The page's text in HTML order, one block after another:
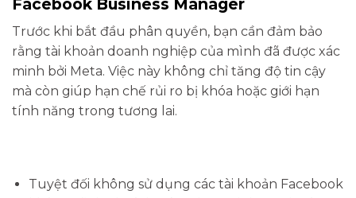
Facebook Business Manager
Trước khi bắt đầu phân quyền, bạn cần đảm bảo
rằng tài khoản doanh nghiệp của mình đã được xác
minh bởi Meta. Việc này không chỉ tăng độ tin cậy
mà còn giúp hạn chế rủi ro bị khóa hoặc giới hạn
tính năng trong tương lai.
Tuyệt đối không sử dụng các tài khoản Facebook